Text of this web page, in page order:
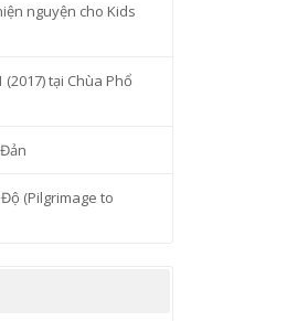
nguyện cho Kids
(2017) tại Chùa Phổ
(Pilgrimage to